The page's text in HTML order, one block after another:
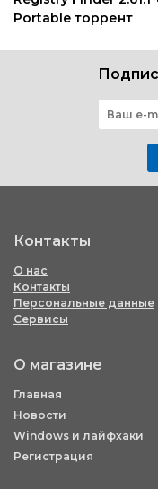
Portable торрент
Контакты
О нас
Контакты
Персональные данные
Сервисы
О магазине
Главная
Новости
Windows и лайфхаки
Регистрация